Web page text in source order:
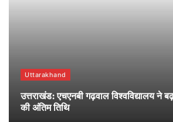
Uttarakhand
उत्तराखंड: एचएनबी गढ़वाल विश्वविद्यालय ने
की अंतिम तिथि